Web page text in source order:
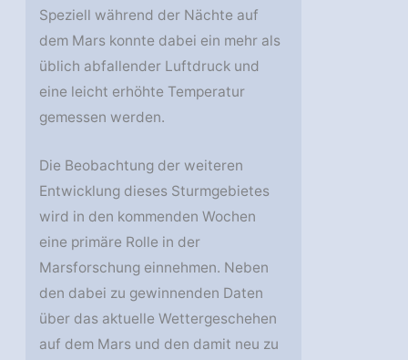
Speziell während der Nächte auf
dem Mars konnte dabei ein mehr als
üblich abfallender Luftdruck und
eine leicht erhöhte Temperatur
gemessen werden.
Die Beobachtung der weiteren
Entwicklung dieses Sturmgebietes
wird in den kommenden Wochen
eine primäre Rolle in der
Marsforschung einnehmen. Neben
den dabei zu gewinnenden Daten
über das aktuelle Wettergeschehen
auf dem Mars und den damit neu zu